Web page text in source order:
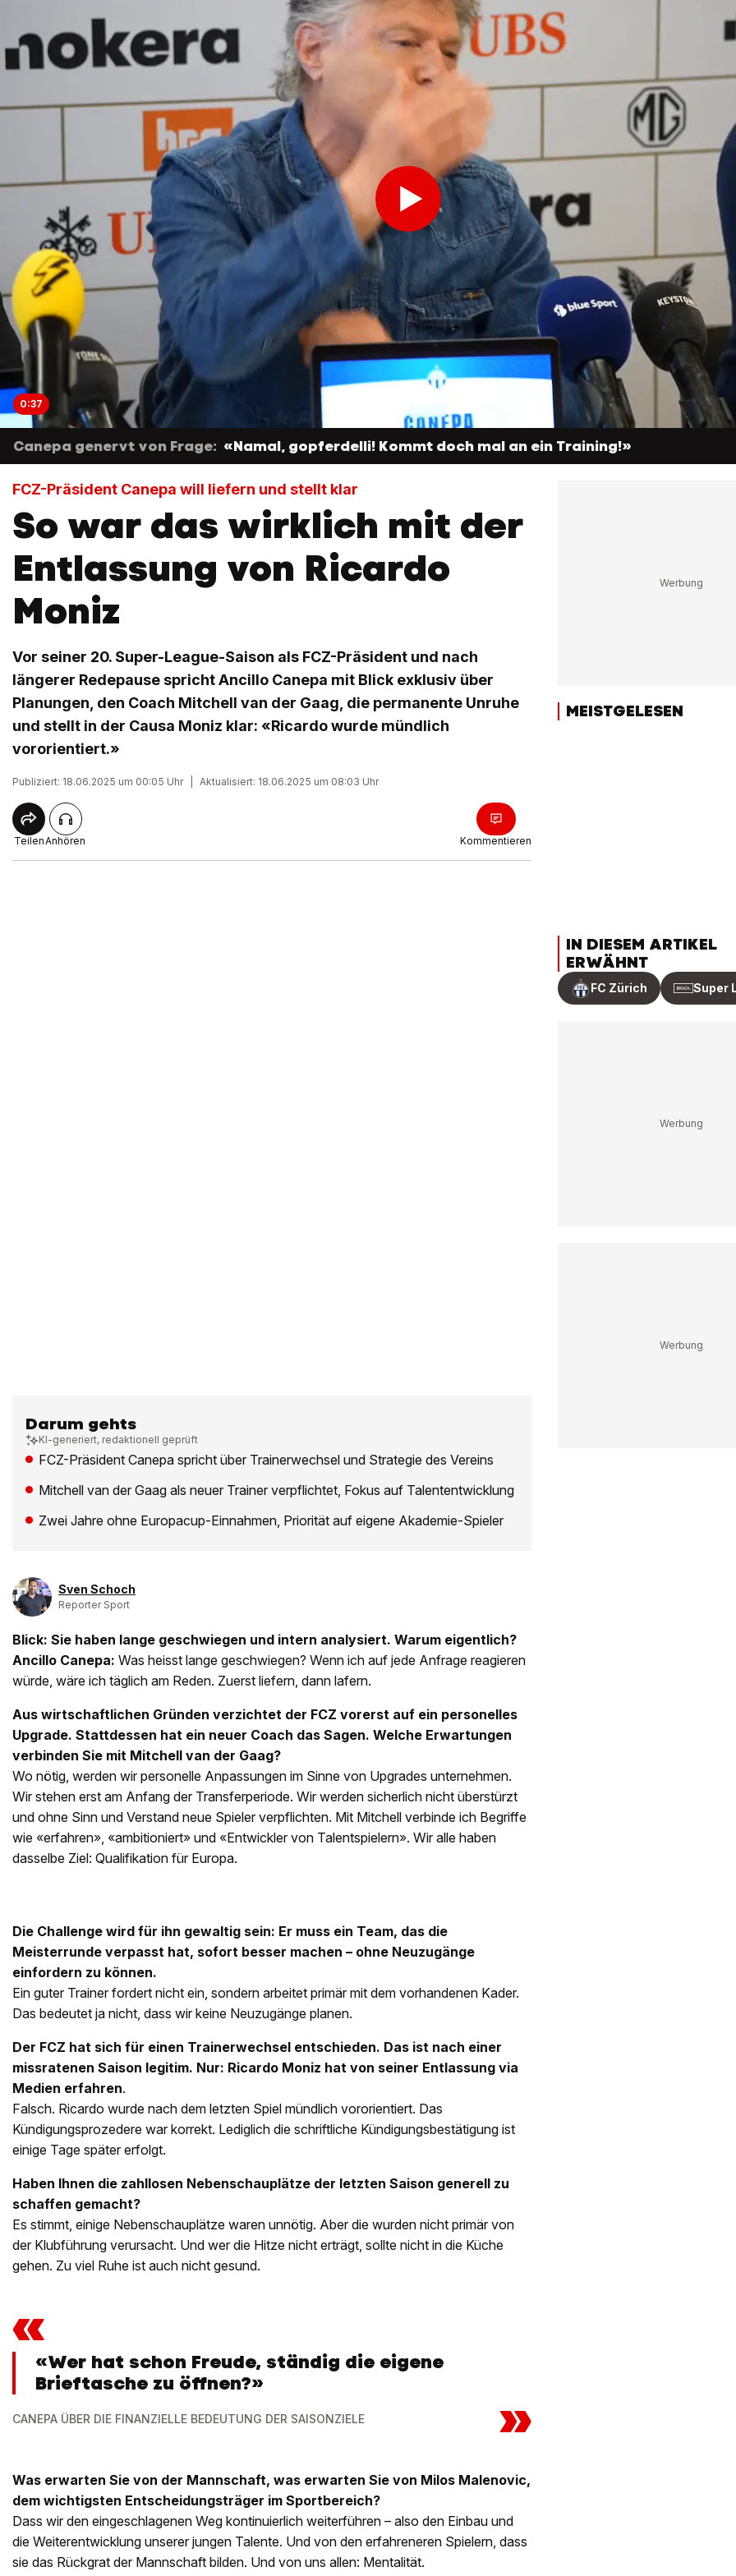
0:37
Canepa genervt von Frage: «Namal, gopferdelli! Kommt doch mal an ein Training!»
FCZ-Präsident Canepa will liefern und stellt klar
So war das wirklich mit der
Entlassung von Ricardo
Moniz
Vor seiner 20. Super-League-Saison als FCZ-Präsident und nach
längerer Redepause spricht Ancillo Canepa mit Blick exklusiv über
Planungen, den Coach Mitchell van der Gaag, die permanente Unruhe
und stellt in der Causa Moniz klar: «Ricardo wurde mündlich
vororientiert.»
Publiziert: 18.06.2025 um 00:05 Uhr Aktualisiert: 18.06.2025 um 08:03 Uhr
TeilenAnhören Kommentieren
Darum gehts
KI-generiert, redaktionell geprüft
FCZ-Präsident Canepa spricht über Trainerwechsel und Strategie des Vereins
Mitchell van der Gaag als neuer Trainer verpflichtet, Fokus auf Talententwicklung
Zwei Jahre ohne Europacup-Einnahmen, Priorität auf eigene Akademie-Spieler
Sven Schoch
Reporter Sport
Blick: Sie haben lange geschwiegen und intern analysiert. Warum eigentlich?
Ancillo Canepa: Was heisst lange geschwiegen? Wenn ich auf jede Anfrage reagieren
würde, wäre ich täglich am Reden. Zuerst liefern, dann lafern.
Aus wirtschaftlichen Gründen verzichtet der FCZ vorerst auf ein personelles
Upgrade. Stattdessen hat ein neuer Coach das Sagen. Welche Erwartungen
verbinden Sie mit Mitchell van der Gaag?
Wo nötig, werden wir personelle Anpassungen im Sinne von Upgrades unternehmen.
Wir stehen erst am Anfang der Transferperiode. Wir werden sicherlich nicht überstürzt
und ohne Sinn und Verstand neue Spieler verpflichten. Mit Mitchell verbinde ich Begriffe
wie «erfahren», «ambitioniert» und «Entwickler von Talentspielern». Wir alle haben
dasselbe Ziel: Qualifikation für Europa.
Die Challenge wird für ihn gewaltig sein: Er muss ein Team, das die
Meisterrunde verpasst hat, sofort besser machen – ohne Neuzugänge
einfordern zu können.
Ein guter Trainer fordert nicht ein, sondern arbeitet primär mit dem vorhandenen Kader.
Das bedeutet ja nicht, dass wir keine Neuzugänge planen.
Der FCZ hat sich für einen Trainerwechsel entschieden. Das ist nach einer
missratenen Saison legitim. Nur: Ricardo Moniz hat von seiner Entlassung via
Medien erfahren.
Falsch. Ricardo wurde nach dem letzten Spiel mündlich vororientiert. Das
Kündigungsprozedere war korrekt. Lediglich die schriftliche Kündigungsbestätigung ist
einige Tage später erfolgt.
Haben Ihnen die zahllosen Nebenschauplätze der letzten Saison generell zu
schaffen gemacht?
Es stimmt, einige Nebenschauplätze waren unnötig. Aber die wurden nicht primär von
der Klubführung verursacht. Und wer die Hitze nicht erträgt, sollte nicht in die Küche
gehen. Zu viel Ruhe ist auch nicht gesund.
«
«Wer hat schon Freude, ständig die eigene
Brieftasche zu öffnen?»
CANEPA ÜBER DIE FINANZIELLE BEDEUTUNG DER SAISONZIELE »
Was erwarten Sie von der Mannschaft, was erwarten Sie von Milos Malenovic,
dem wichtigsten Entscheidungsträger im Sportbereich?
Dass wir den eingeschlagenen Weg kontinuierlich weiterführen – also den Einbau und
die Weiterentwicklung unserer jungen Talente. Und von den erfahreneren Spielern, dass
sie das Rückgrat der Mannschaft bilden. Und von uns allen: Mentalität.
MEISTGELESEN
IN DIESEM ARTIKEL
ERWÄHNT
FC Zürich Super